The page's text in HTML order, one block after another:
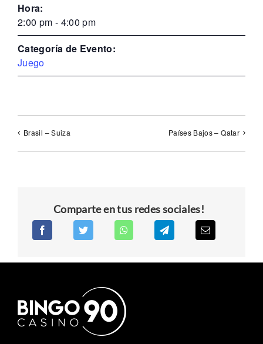
Hora:
2:00 pm - 4:00 pm
Categoría de Evento:
Juego
Brasil – Suiza Países Bajos – Qatar
Comparte en tus redes sociales!